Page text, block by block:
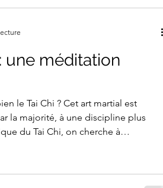
une méditation
? Cet art martial est
la majorité, à une discipline plus
du Tai Chi, on cherche à
un esprit méditatif. On peut donc